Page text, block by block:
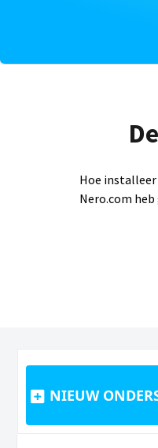
Hoe installeer
Nero.com
NIEUW